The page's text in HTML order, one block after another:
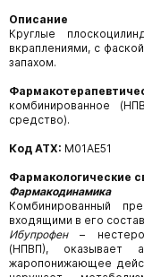
Описание
Круглые
вкраплениями, с
запахом.
комбинированное
средство).
Код АТХ: М01АЕ51
Фармакологические
Фармакодинамика
Комбинированный
входящими в его
Ибупрофен–
(НПВП), оказывает
жаропонижающее